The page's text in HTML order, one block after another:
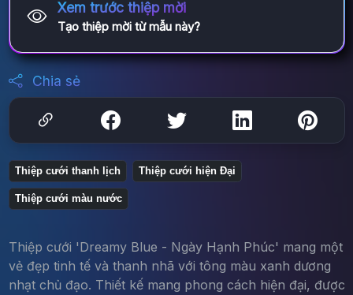
Xem trước thiệp mời
Tạo thiệp mời từ mẫu này?
Chia sẻ
Thiệp cưới thanh lịch Thiệp cưới hiện Đại
Thiệp cưới màu nước
Thiệp cưới 'Dreamy Blue - Ngày Hạnh Phúc' mang một
vẻ đẹp tinh tế và thanh nhã với tông màu xanh dương
nhạt chủ đạo. Thiết kế mang phong cách hiện đại, được